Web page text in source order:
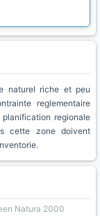
naturel riche et peu
reglementaire
regionale
cette zone doivent
Natura 2000